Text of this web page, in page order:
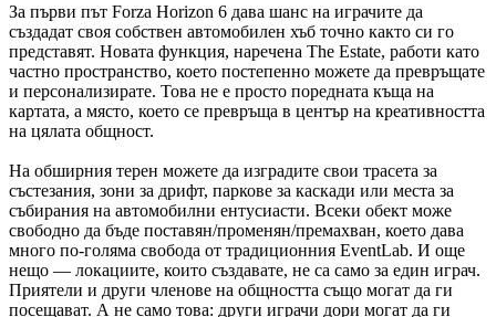
За първи път Forza Horizon 6 дава шанс на играчите да
създадат своя собствен автомобилен хъб точно както си го
представят. Новата функция, наречена The Estate, работи като
частно пространство, което постепенно можете да превръщате
и персонализирате. Това не е просто поредната къща на
картата, а място, което се превръща в център на креативността
на цялата общност.
На обширния терен можете да изградите свои трасета за
състезания, зони за дрифт, паркове за каскади или места за
събирания на автомобилни ентусиасти. Всеки обект може
свободно да бъде поставян/променян/премахван, което дава
много по-голяма свобода от традиционния EventLab. И още
нещо — локациите, които създавате, не са само за един играч.
Приятели и други членове на общността също могат да ги
посещават. А не само това: други играчи дори могат да ги